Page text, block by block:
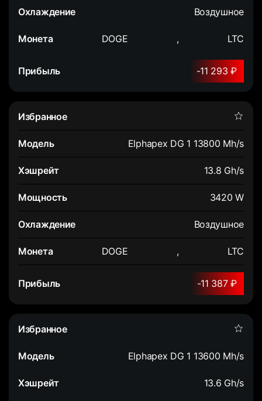
Воздушное
DOGE , LTC
-11 293 ₽
Elphapex DG 1 13800 Mh/s
13.8 Gh/s
3420 W
Воздушное
DOGE , LTC
-11 387 ₽
Elphapex DG 1 13600 Mh/s
13.6 Gh/s